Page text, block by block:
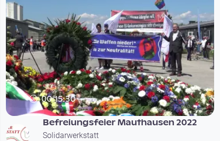
00:15:30
Befreiungsfeier Mauthausen 2022
Solidarwerkstatt